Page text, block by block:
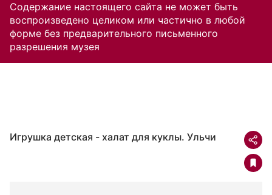
Содержание настоящего сайта не может быть
воспроизведено целиком или частично в любой
форме без предварительного письменного
разрешения музея
Игрушка детская - халат для куклы. Ульчи